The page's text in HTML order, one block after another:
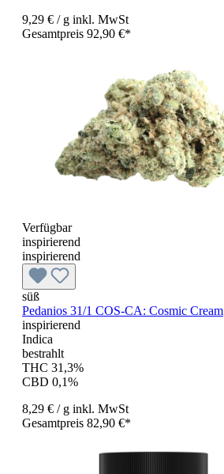
9,29 € / g inkl. MwSt
Gesamtpreis 92,90 €*
Verfügbar
inspirierend
inspirierend
süß
Pedanios 31/1 COS-CA: Cosmic Cream
inspirierend
Indica
bestrahlt
THC 31,3%
CBD 0,1%
8,29 € / g inkl. MwSt
Gesamtpreis 82,90 €*